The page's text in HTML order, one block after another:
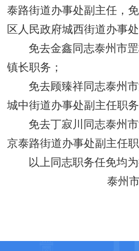
泰路街道办事处副主任，
区人民政府城西街道办事
免去金鑫同志泰州市
镇长职务；
免去顾臻祥同志泰州
城中街道办事处副主任职务
免去丁寂川同志泰州
京泰路街道办事处副主任职
以上同志职务任免均为
泰州